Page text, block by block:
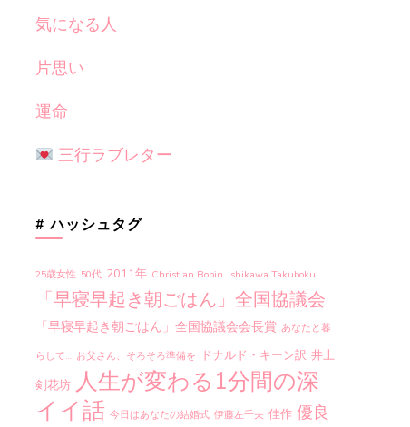
気になる人
片思い
運命
三行ラブレター
# ハッシュタグ
25歳女性 50代 2011年 Christian Bobin Ishikawa Takuboku
「早寝早起き朝ごはん」全国協議会
「早寝早起き朝ごはん」全国協議会会長賞 あなたと暮
らして… お父さん、そろそろ準備を ドナルド・キーン訳 井上
剣花坊 人生が変わる1分間の深
イイ話 今日はあなたの結婚式 伊藤左千夫 佳作 優良